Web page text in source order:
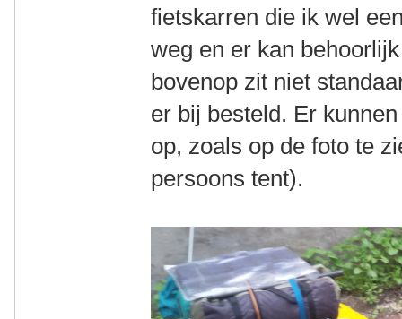
fietskarren die ik wel
weg en er kan
bovenop zit niet
er bij besteld. Er
op, zoals op de foto te
persoons tent).